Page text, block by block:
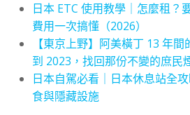
日本 ETC 使用教學｜怎麼租？
費用一次搞懂（2026）
【東京上野】阿美橫丁 13 年
到 2023，找回那份不變的庶民
日本自駕必看｜日本休息站全
食與隱藏設施